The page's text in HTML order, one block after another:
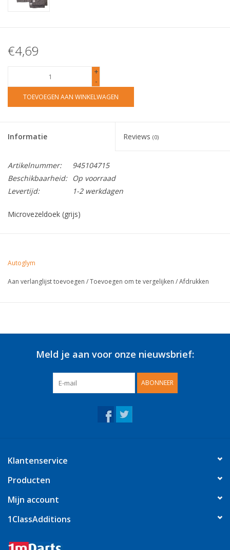
€4,69
+
-
TOEVOEGEN AAN WINKELWAGEN
Informatie Reviews (0)
Artikelnummer:
945104715
Beschikbaarheid:
Op voorraad
Levertijd:
1-2 werkdagen
Microvezeldoek (grijs)
Autoglym
Aan verlanglijst toevoegen /Toevoegen om te vergelijken /Afdrukken
Meld je aan voor onze nieuwsbrief:
ABONNEER
Klantenservice
Producten
Mijn account
1ClassAdditions